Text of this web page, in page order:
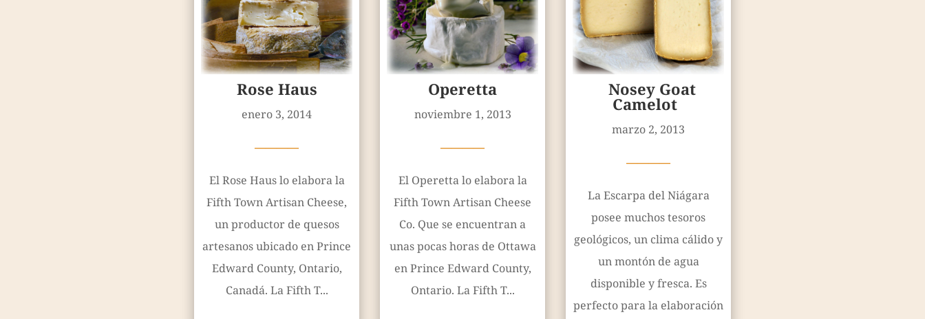
Rose Haus
enero 3, 2014
————
El Rose Haus lo elabora la
Fifth Town Artisan Cheese,
un productor de quesos
artesanos ubicado en Prince
Edward County, Ontario,
Canadá. La Fifth T...
Operetta
noviembre 1, 2013
————
El Operetta lo elabora la
Fifth Town Artisan Cheese
Co. Que se encuentran a
unas pocas horas de Ottawa
en Prince Edward County,
Ontario. La Fifth T...
Nosey Goat
Camelot
marzo 2, 2013
————
La Escarpa del Niágara
posee muchos tesoros
geológicos, un clima cálido y
un montón de agua
disponible y fresca. Es
perfecto para la elaboración